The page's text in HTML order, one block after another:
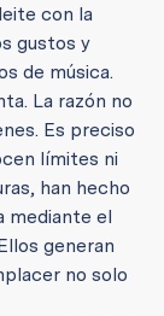
con la
gustos y
de música.
La razón no
Es preciso
límites ni
han hecho
mediante el
generan
no solo